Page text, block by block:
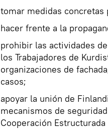
tomar medidas
hacer frente a la
prohibir las actividades
los Trabajadores de
organizaciones de
casos;
apoyar la unión de
mecanismos de
Cooperación